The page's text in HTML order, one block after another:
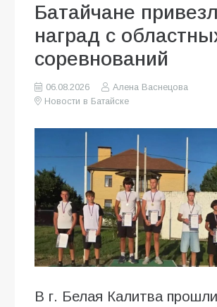
Батайчане
наград с
соревнований
06.08.2026
Алена Васнецова
Новости в Батайске
В г. Белая Калитва прошли